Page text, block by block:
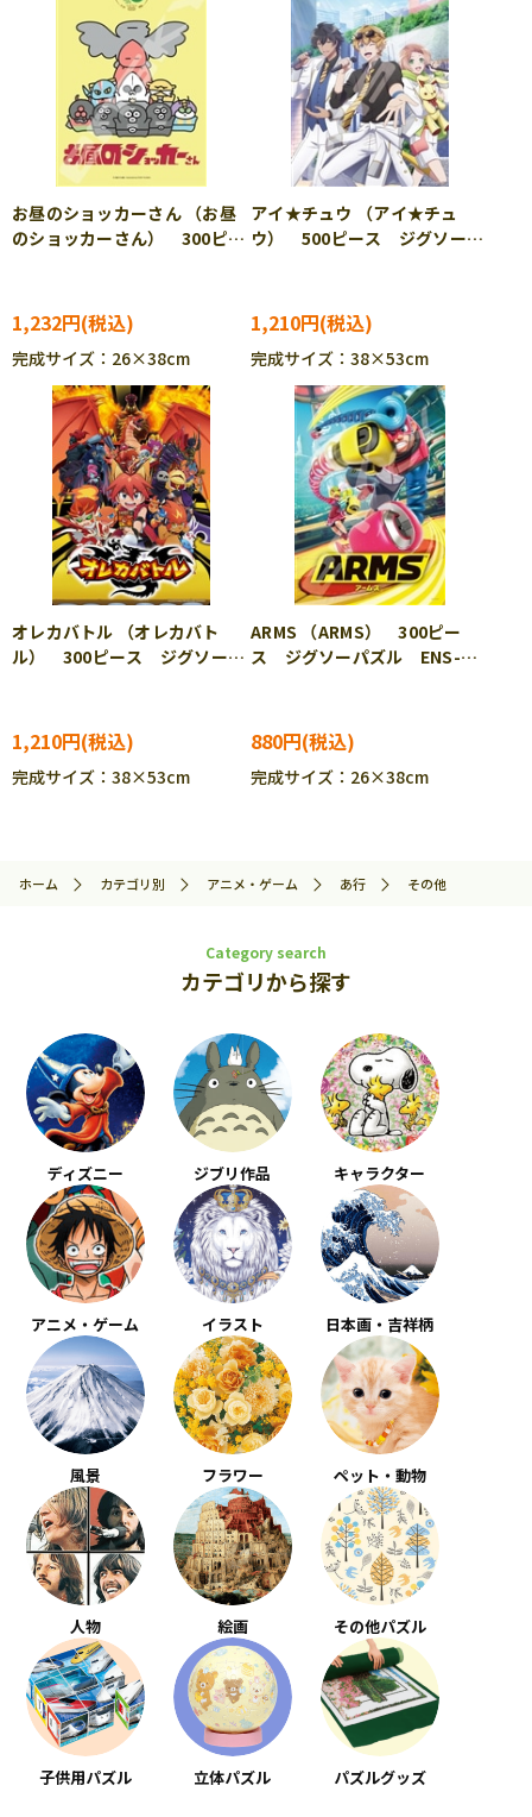
お昼のショッカーさん （お昼
のショッカーさん） 300ピー
1,232円
完成サイズ：26×38cm
アイ★チュウ （アイ★チュ
ウ） 500ピース ジグソーパ
1,210円
完成サイズ：38×53cm
オレカバトル （オレカバト
ル） 300ピース ジグソーパ
1,210円
完成サイズ：38×53cm
ARMS （ARMS） 300ピー
ス ジグソーパズル ENS-
880円
完成サイズ：26×38cm
ホーム カテゴリ別 アニメ・ゲーム あ行 その他
Category search
カテゴリから探す
ディズニー ジブリ作品 キャラクター
アニメ・ゲーム イラスト 日本画・吉祥柄
風景 フラワー ペット・動物
人物 絵画 その他パズル
子供用パズル 立体パズル パズルグッズ